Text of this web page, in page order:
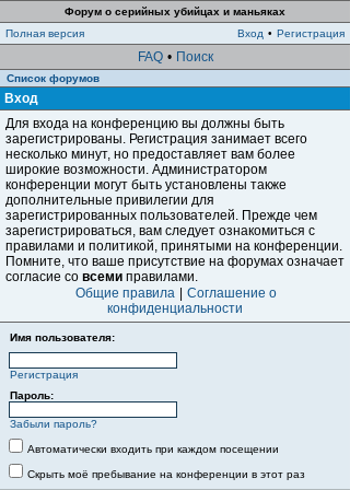
Форум о серийных убийцах и маньяках
Полная версия
Вход • Регистрация
FAQ • Поиск
Список форумов
Вход
Для входа на конференцию вы должны быть
зарегистрированы. Регистрация занимает всего
несколько минут, но предоставляет вам более
широкие возможности. Администратором
конференции могут быть установлены также
дополнительные привилегии для
зарегистрированных пользователей. Прежде чем
зарегистрироваться, вам следует ознакомиться с
правилами и политикой, принятыми на конференции.
Помните, что ваше присутствие на форумах означает
согласие со всеми правилами.
Общие правила
Соглашение о
конфиденциальности
Имя пользователя:
Регистрация
Пароль:
Забыли пароль?
Автоматически входить при каждом посещении
Скрыть моё пребывание на конференции в этот раз